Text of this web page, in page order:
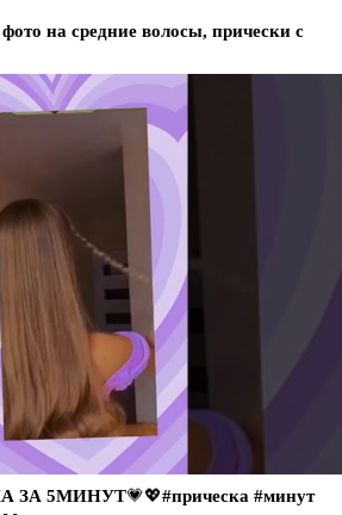
на средние волосы, прически с
5МИНУТ💗💖#прическа #минут